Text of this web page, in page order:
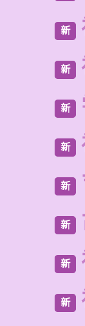
新
新
新
新
新
新
新
新